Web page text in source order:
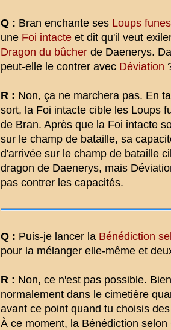
Q : Bran enchante ses Loups
une Foi intacte et dit qu'il veut
Dragon du bûcher de Daenerys.
peut-elle le contrer avec Déviation
R : Non, ça ne marchera pas. En
sort, la Foi intacte cible les Loups
de Bran. Après que la Foi intacte
sur le champ de bataille, sa
d'arrivée sur le champ de bataille
dragon de Daenerys, mais
pas contrer les capacités.
Q : Puis-je lancer la Bénédiction
pour la mélanger elle-même et
R : Non, ce n'est pas possible.
normalement dans le cimetière
avant ce point quand tu choisis
À ce moment, la Bénédiction